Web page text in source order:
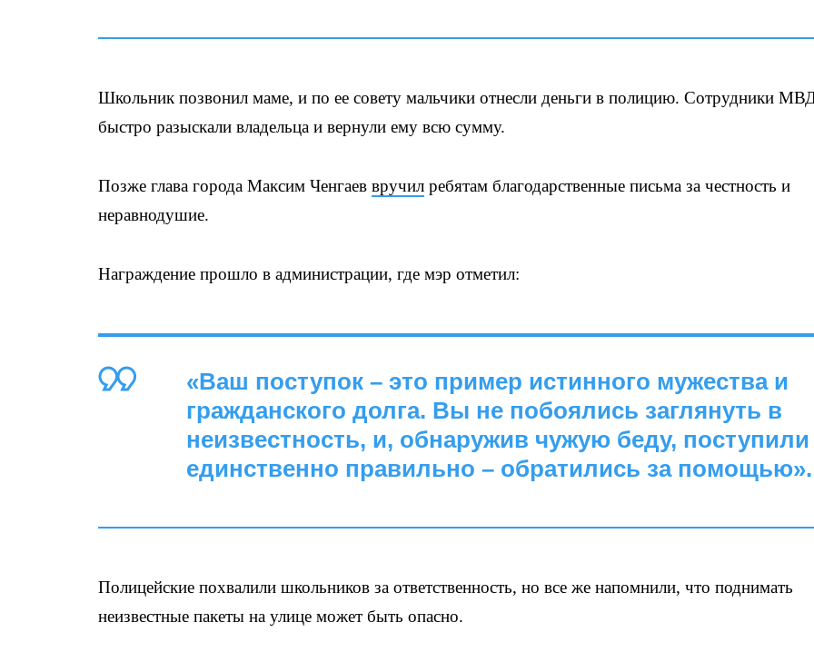
Школьник позвонил маме, и по ее совету мальчики отнесли деньги в полицию. Сотрудники
быстро разыскали владельца и вернули ему всю сумму.
Позже глава города Максим Ченгаев вручил ребятам благодарственные письма за честность и
неравнодушие.
Награждение прошло в администрации, где мэр отметил:
«Ваш поступок – это пример истинного мужества и
гражданского долга. Вы не побоялись заглянуть в
неизвестность, и, обнаружив чужую беду, поступили
единственно правильно – обратились за помощью».
Полицейские похвалили школьников за ответственность, но все же напомнили, что поднимать
неизвестные пакеты на улице может быть опасно.